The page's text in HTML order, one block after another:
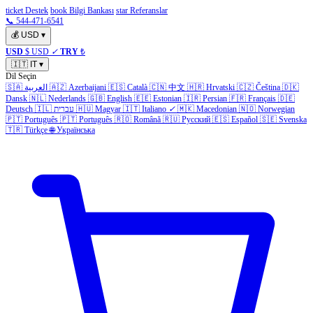
ticket Destek book Bilgi Bankası star Referanslar
📞 544-471-6541
💰 USD ▾
USD $ USD ✓ TRY ₺
🇮🇹 IT ▾
Dil Seçin
🇸🇦 العربية 🇦🇿 Azerbaijani 🇪🇸 Català 🇨🇳 中文 🇭🇷 Hrvatski 🇨🇿 Čeština 🇩🇰
Dansk 🇳🇱 Nederlands 🇬🇧 English 🇪🇪 Estonian 🇮🇷 Persian 🇫🇷 Français 🇩🇪
Deutsch 🇮🇱 עברית 🇭🇺 Magyar 🇮🇹 Italiano ✓ 🇲🇰 Macedonian 🇳🇴 Norwegian
🇵🇹 Português 🇵🇹 Português 🇷🇴 Română 🇷🇺 Русский 🇪🇸 Español 🇸🇪 Svenska
🇹🇷 Türkçe 🌐 Українська